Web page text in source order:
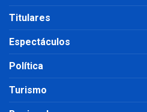
Titulares
Espectáculos
Política
Turismo